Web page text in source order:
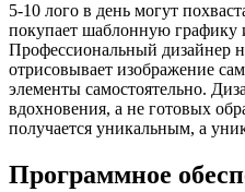
5-10 лого в день могут
покупает шаблонную
Профессиональный дизайнер
отрисовывает изображение
элементы самостоятельно.
вдохновения, а не готовых
получается уникальным, а
Программное